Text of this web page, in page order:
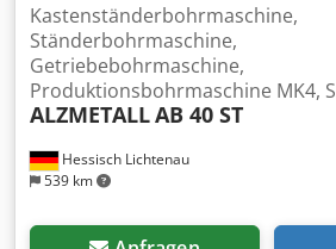
Hessisch Lichtenau
539 km
Kastenständerbohrmaschine,
Ständerbohrmaschine,
Getriebebohrmaschine,
Produktionsbohrmaschine MK4, S
ALZMETALLAB 40 ST